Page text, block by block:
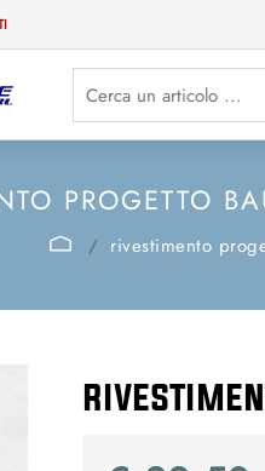
La modifica di un filtro
PROGETTO
rivestimento